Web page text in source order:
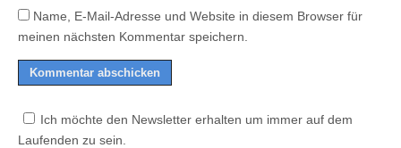
Name, E-Mail-Adresse und Website in diesem Browser für
meinen nächsten Kommentar speichern.
Ich möchte den Newsletter erhalten um immer auf dem
Laufenden zu sein.